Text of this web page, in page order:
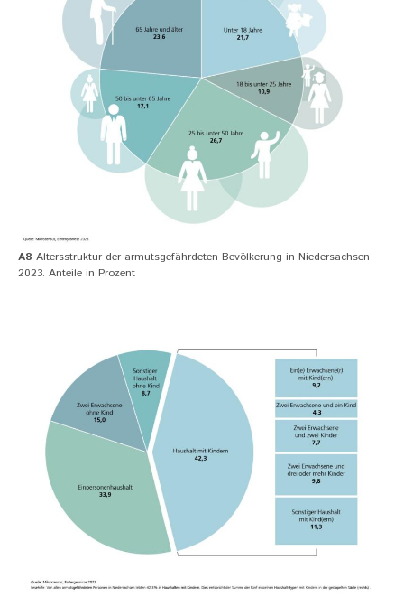
A8 Altersstruktur der armutsgefährdeten Bevölkerung in Niedersachsen
2023. Anteile in Prozent